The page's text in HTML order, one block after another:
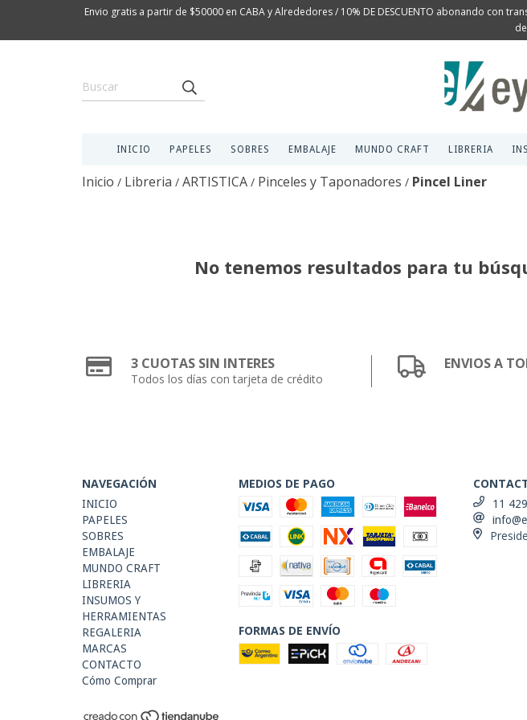
Envio gratis a partir de $50000 en CABA y Alrededores / 10% DE DESCUENTO abonando con
INICIO PAPELES SOBRES EMBALAJE MUNDO CRAFT LIBRERIA
Inicio / Libreria / ARTISTICA / Pinceles y Taponadores / Pincel Liner
No tenemos resultados para tu
3 CUOTAS SIN INTERES
Todos los días con tarjeta de crédito
ENVIOS A
NAVEGACIÓN
INICIO
PAPELES
SOBRES
EMBALAJE
MUNDO CRAFT
LIBRERIA
INSUMOS Y
HERRAMIENTAS
REGALERIA
MARCAS
CONTACTO
Cómo Comprar
MEDIOS DE PAGO
FORMAS DE ENVÍO
11